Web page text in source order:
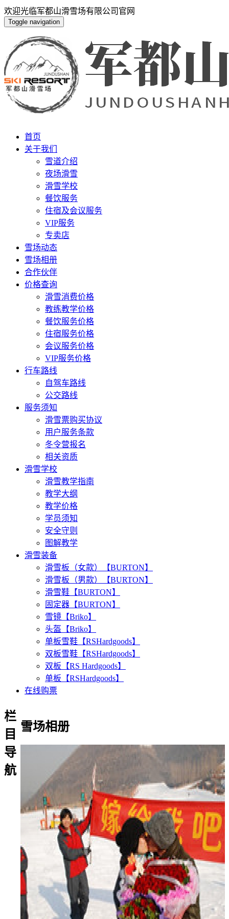
欢迎光临军都山滑雪场有限公司官网
Toggle navigation
首页
关于我们
雪道介绍
夜场滑雪
滑雪学校
餐饮服务
住宿及会议服务
VIP服务
专卖店
雪场动态
雪场相册
合作伙伴
价格查询
滑雪消费价格
教练教学价格
餐饮服务价格
住宿服务价格
会议服务价格
VIP服务价格
行车路线
自驾车路线
公交路线
服务须知
滑雪票购买协议
用户服务条款
冬令营报名
相关资质
滑雪学校
滑雪教学指南
教学大纲
教学价格
学员须知
安全守则
图解教学
滑雪装备
滑雪板（女款）【BURTON】
滑雪板（男款）【BURTON】
滑雪鞋【BURTON】
固定器【BURTON】
雪镜【Briko】
头盔【Briko】
单板雪鞋【RSHardgoods】
双板雪鞋【RSHardgoods】
双板【RS Hardgoods】
单板【RSHardgoods】
在线购票
雪场相册
栏
目
导
航